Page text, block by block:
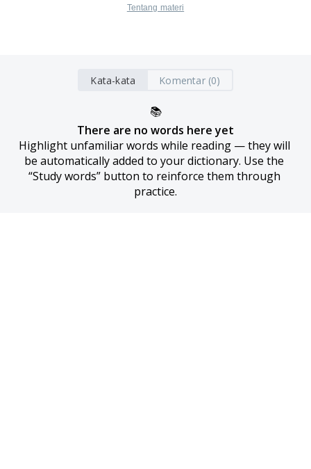
Tentang materi
Kata-kata Komentar (0)
📚
There are no words here yet
Highlight unfamiliar words while reading — they will
be automatically added to your dictionary. Use the
“Study words” button to reinforce them through
practice.